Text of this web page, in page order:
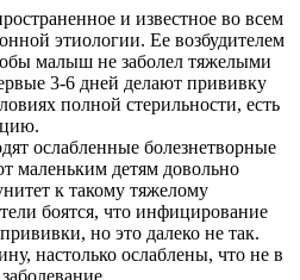
и известное во всем
этиологии. Ее возбудителем
малыш не заболел тяжелыми
3-6 дней делают прививку
полной стерильности, есть
ослабленные болезнетворные
маленьким детям довольно
к такому тяжелому
боятся, что инфицирование
но это далеко не так.
настолько ослаблены, что не в